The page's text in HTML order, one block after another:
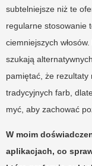
subtelniejsze niż te
regularne stosowanie
ciemniejszych
szukają
pamiętać, że rezultaty
tradycyjnych farb,
myć, aby zachować
W moim
aplikacjach, co